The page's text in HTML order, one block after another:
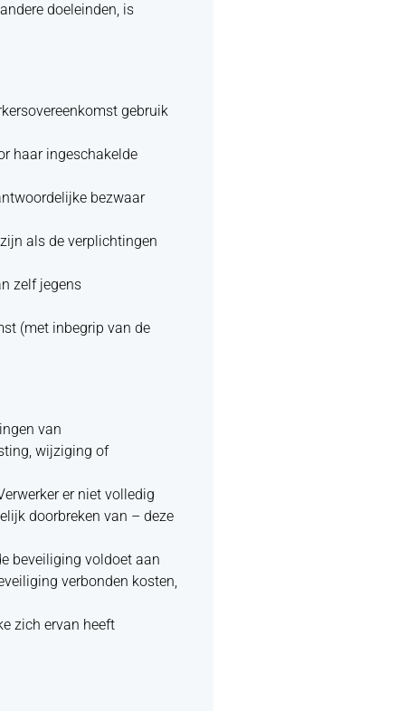
doeleinden, is
gebruik
haar ingeschakelde
bezwaar
als de verplichtingen
zelf jegens
(met inbegrip van de
van
wijziging of
er niet volledig
doorbreken van – deze
beveiliging voldoet aan
verbonden kosten,
zich ervan heeft